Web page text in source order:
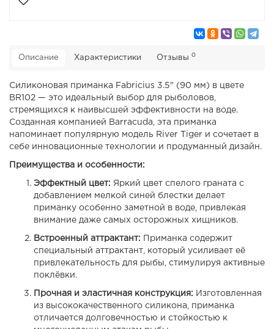
Описание Характеристики Отзывы 0
Силиконовая приманка Fabricius 3.5" (90 мм) в цвете
BR102 — это идеальный выбор для рыболовов,
стремящихся к наивысшей эффективности на воде.
Созданная компанией Barracuda, эта приманка
напоминает популярную модель River Tiger и сочетает в
себе инновационные технологии и продуманный дизайн.
Преимущества и особенности:
Эффектный цвет: Яркий цвет спелого граната с
добавлением мелкой синей блестки делает
приманку особенно заметной в воде, привлекая
внимание даже самых осторожных хищников.
Встроенный аттрактант: Приманка содержит
специальный аттрактант, который усиливает её
привлекательность для рыбы, стимулируя активные
поклёвки.
Прочная и эластичная конструкция: Изготовленная
из высококачественного силикона, приманка
отличается долговечностью и стойкостью к